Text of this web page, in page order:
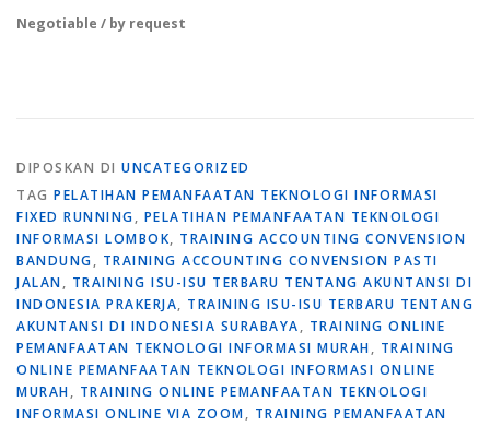
Negotiable / by request
DIPOSKAN DI UNCATEGORIZED
TAG PELATIHAN PEMANFAATAN TEKNOLOGI INFORMASI
FIXED RUNNING, PELATIHAN PEMANFAATAN TEKNOLOGI
INFORMASI LOMBOK, TRAINING ACCOUNTING CONVENSION
BANDUNG, TRAINING ACCOUNTING CONVENSION PASTI
JALAN, TRAINING ISU-ISU TERBARU TENTANG AKUNTANSI DI
INDONESIA PRAKERJA, TRAINING ISU-ISU TERBARU TENTANG
AKUNTANSI DI INDONESIA SURABAYA, TRAINING ONLINE
PEMANFAATAN TEKNOLOGI INFORMASI MURAH, TRAINING
ONLINE PEMANFAATAN TEKNOLOGI INFORMASI ONLINE
MURAH, TRAINING ONLINE PEMANFAATAN TEKNOLOGI
INFORMASI ONLINE VIA ZOOM, TRAINING PEMANFAATAN